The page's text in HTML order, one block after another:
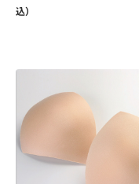
込）